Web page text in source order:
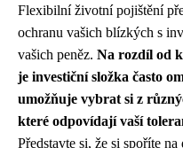
Flexibilní životní pojištění
ochranu vašich blízkých s
vašich peněz. Na rozdíl od
je investiční složka často
umožňuje vybrat si z
které odpovídají vaší
Představte si, že si spoříte